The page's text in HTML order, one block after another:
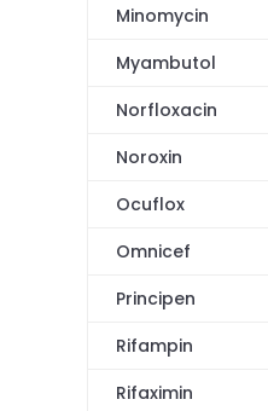
Minomycin
Myambutol
Norfloxacin
Noroxin
Ocuflox
Omnicef
Principen
Rifampin
Rifaximin